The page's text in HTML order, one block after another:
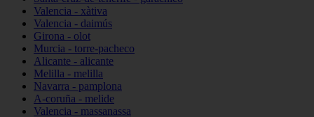
Valencia - xàtiva
Valencia - daimús
Girona - olot
Murcia - torre-pacheco
Alicante - alicante
Melilla - melilla
Navarra - pamplona
A-coruña - melide
Valencia - massanassa